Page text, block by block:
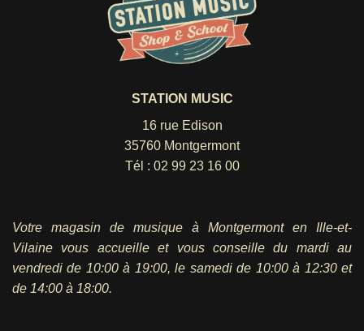
STATION MUSIC
16 rue Edison
35760 Montgermont
Tél : 02 99 23 16 00
Votre magasin de musique à Montgermont en Ille-et-
Vilaine vous accueille et vous conseille du mardi au
vendredi de 10:00 à 19:00, le samedi de 10:00 à 12:30 et
de 14:00 à 18:00.